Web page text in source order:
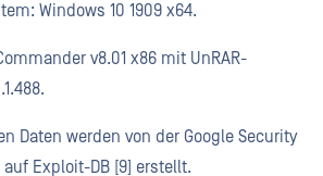
Windows 10 1909 x64.
v8.01 x86 mit UnRAR-
Daten werden von der Google Security
auf Exploit-DB [9] erstellt.